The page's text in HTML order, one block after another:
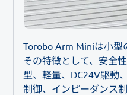
Torobo Arm Miniは小型
その特徴として、安全
型、軽量、DC24V駆動
制御、インピーダンス